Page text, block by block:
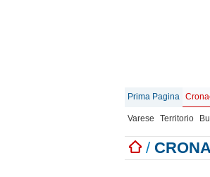
Prima Pagina
Varese Territorio
/